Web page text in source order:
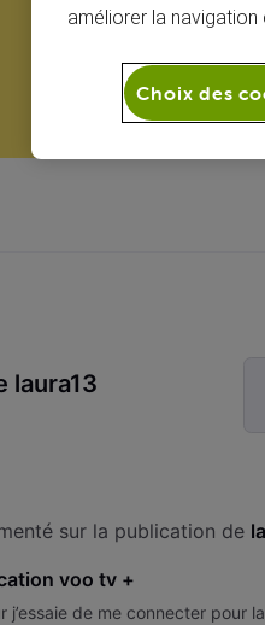
laura13
sur la publication de
voo tv +
j’essaie de me connecter pour
améliorer la navigation
Choix des